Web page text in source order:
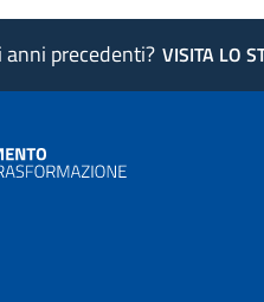
precedenti? VISITA LO